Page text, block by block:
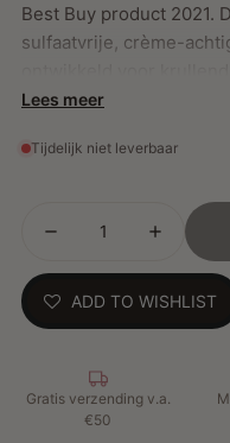
Best Buy product 2021.
sulfaatvrije, crème-
verwijdert
schone, gehydrateerde
Belangrijkste Kenmerken:
Geschikt voor
gekleurd haar
Hydrateert, voedt en
kokosolie en kamille-
Curly Girl Methode-
Lees meer
Tijdelijk niet leverbaar
ADD TO WISHLIST
Gratis verzending v.a.
€50